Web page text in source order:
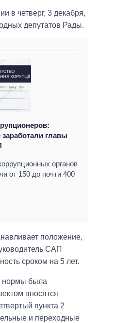
в четверг, 3 декабря,
депутатов Рады.
главы
органов
от 150 до почти 400
положение,
САП
сроком на 5 лет.
нормы была
вносятся
пункта 2
и переходные